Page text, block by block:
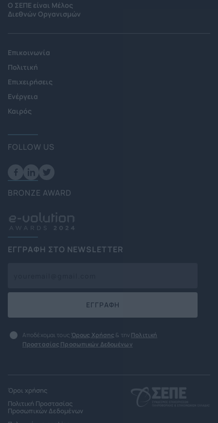
Ο ΣΕΠΕ είναι Μέλος
Διεθνών Οργανισμών
Επικοινωνία
Πολιτική
Επιχειρήσεις
Ενέργεια
Καιρός
FOLLOW US
BRONZE AWARD
ΕΓΓΡΑΦΗ ΣΤΟ NEWSLETTER
ΕΓΓΡΑΦΗ
Αποδέχομαι τους Όρους Χρήσης & την Πολιτική
Προστασίας Προσωπικών Δεδομένων
Όροι χρήσης
Πολιτική Προστασίας
Προσωπικών Δεδομένων